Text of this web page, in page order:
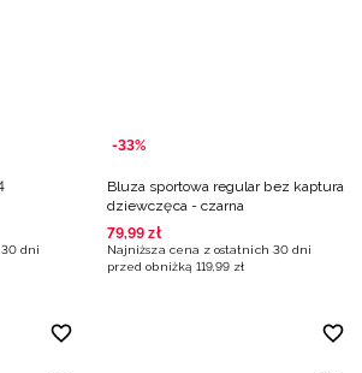
dni
-33%
Bluza sportowa regular bez kaptura
dziewczęca - czarna
79,99 zł
Najniższa cena z ostatnich 30 dni
przed obniżką 119,99 zł